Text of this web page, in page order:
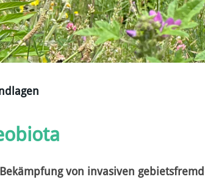
Bekämpfung von invasiven